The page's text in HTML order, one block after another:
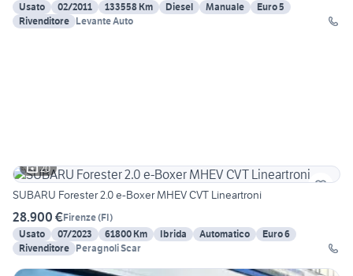
Usato
02/2011 133558 Km Diesel Manuale
Euro 5
Rivenditore Levante Auto
20
SUBARU Forester 2.0 e-Boxer MHEV CVT Lineartroni
28.900 €Firenze(FI)
Usato
07/2023 61800 Km Ibrida Automatico
Euro 6
Rivenditore Peragnoli Scar